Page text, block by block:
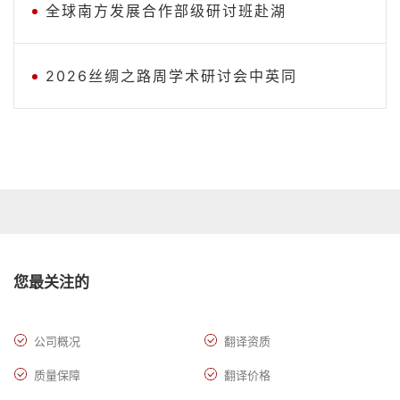
全球南方发展合作部级研讨班赴湖
2026丝绸之路周学术研讨会中英同
您最关注的
公司概况 翻译资质
质量保障 翻译价格